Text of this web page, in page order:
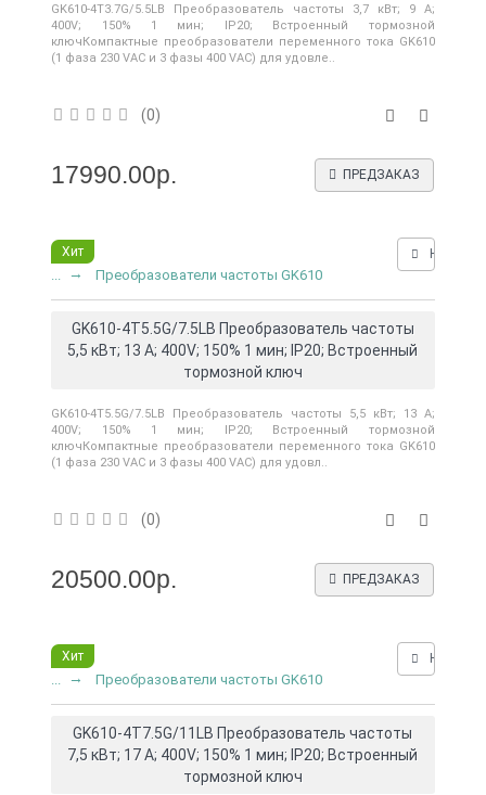
GK610-4T3.7G/5.5LB Преобразователь частоты 3,7 кВт; 9 А;
400V; 150% 1 мин; IP20; Встроенный тормозной
ключКомпактные преобразователи переменного тока GK610
(1 фаза 230 VAC и 3 фазы 400 VAC) для удовле..
(0)
17990.00р. ПРЕДЗАКАЗ
Хит Нашли
Преобразователи частоты GK610
GK610-4T5.5G/7.5LB Преобразователь частоты
5,5 кВт; 13 А; 400V; 150% 1 мин; IP20; Встроенный
тормозной ключ
GK610-4T5.5G/7.5LB Преобразователь частоты 5,5 кВт; 13 А;
400V; 150% 1 мин; IP20; Встроенный тормозной
ключКомпактные преобразователи переменного тока GK610
(1 фаза 230 VAC и 3 фазы 400 VAC) для удовл..
(0)
20500.00р. ПРЕДЗАКАЗ
Хит Нашли
Преобразователи частоты GK610
GK610-4T7.5G/11LB Преобразователь частоты
7,5 кВт; 17 А; 400V; 150% 1 мин; IP20; Встроенный
тормозной ключ